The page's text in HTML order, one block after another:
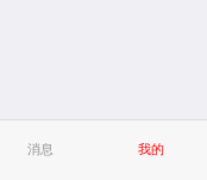
消息 我的